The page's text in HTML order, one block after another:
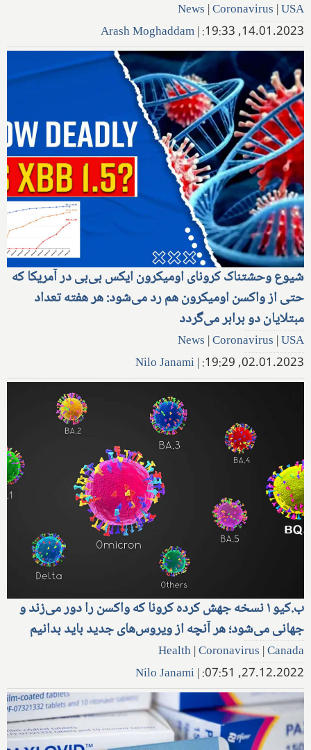
News |Coronavirus |USA
14.01.2023, 19:33:
|
Arash Moghaddam
شیوع وحشتناک کرونای اومیکرون ایکس بی‌بی در آمریکا که
حتی از واکسن اومیکرون هم رد می‌شود: هر هفته تعداد
مبتلایان دو برابر می‌گردد
News |Coronavirus |USA
02.01.2023, 19:29:
|
Nilo Janami
ب.کیو ۱ نسخه جهش کرده کرونا که واکسن را دور می‌زند و
جهانی می‌شود؛ هر آنچه از ویروس‌های جدید باید بدانیم
Health |Coronavirus |Canada
27.12.2022, 07:51:
|
Nilo Janami